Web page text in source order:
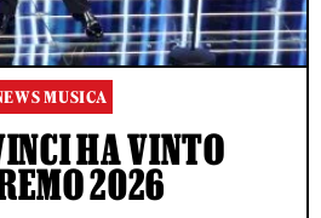
MUSICA
HA VINTO
2026